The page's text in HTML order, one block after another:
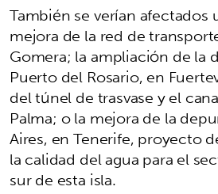
También se verían
mejora de la red de
Gomera; la ampliación de la
Puerto del Rosario, en
del túnel de trasvase y el
Palma; o la mejora de la
Aires, en Tenerife, proyecto
la calidad del agua para el
sur de esta isla.